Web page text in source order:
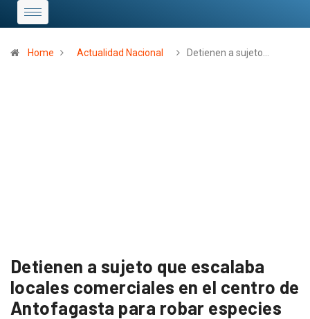
Home Actualidad Nacional Detienen a sujeto…
Detienen a sujeto que escalaba
locales comerciales en el centro de
Antofagasta para robar especies